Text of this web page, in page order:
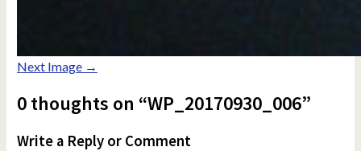
Next Image →
0 thoughts on “WP_20170930_006”
Write a Reply or Comment